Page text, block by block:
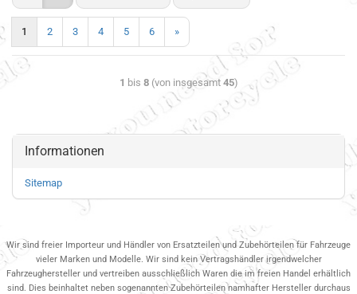
1 2 3 4 5 6 »
1 bis 8(von insgesamt 45)
Informationen
Sitemap
Wir sind freier Importeur und Händler von Ersatzteilen und Zubehörteilen für Fahrzeuge
vieler Marken und Modelle. Wir sind kein Vertragshändler irgendwelcher
Fahrzeughersteller und vertreiben ausschließlich Waren die im freien Handel erhältlich
sind. Dies beinhaltet neben sogenannten Zubehörteilen namhafter Hersteller durchaus